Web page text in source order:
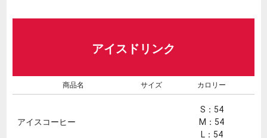
アイスドリンク
商品名 サイズ カロリー
アイスコーヒー
S：54
M：54
L：54